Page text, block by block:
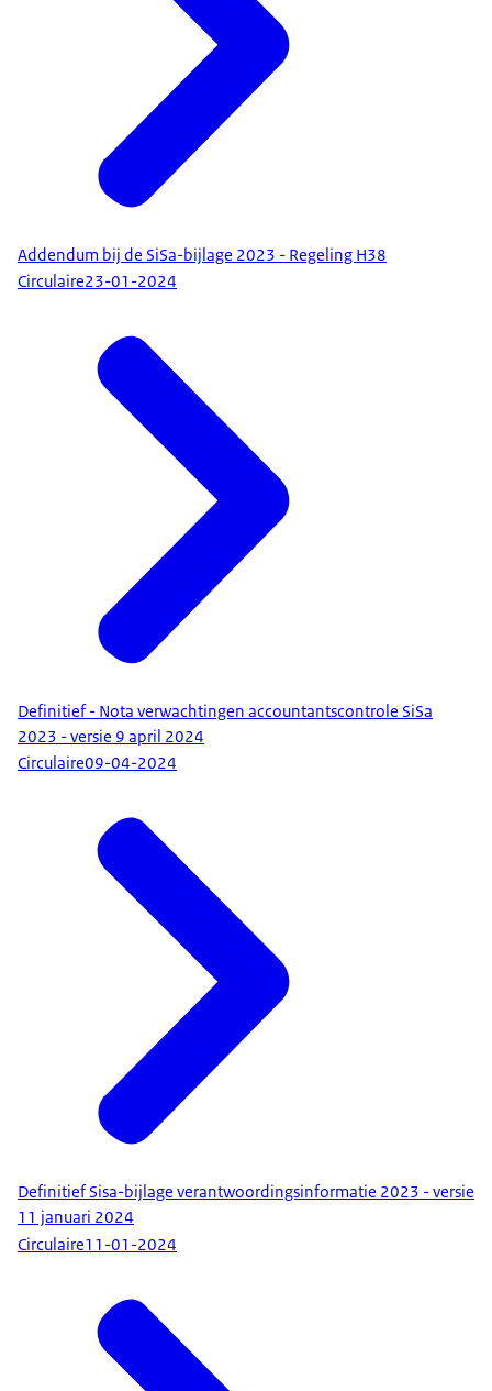
Addendum bij de SiSa-bijlage 2023 - Regeling H38
Circulaire23-01-2024
Definitief - Nota verwachtingen accountantscontrole SiSa
2023 - versie 9 april 2024
Circulaire09-04-2024
Definitief Sisa-bijlage verantwoordingsinformatie 2023 - versie
11 januari 2024
Circulaire11-01-2024